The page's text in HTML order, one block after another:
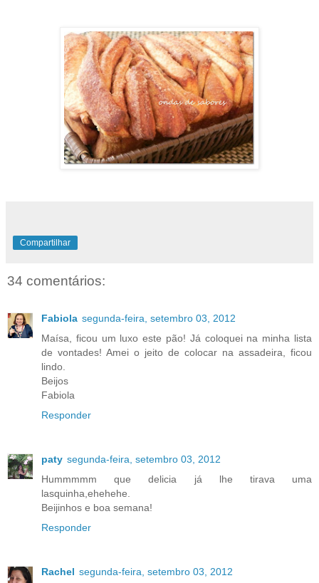
Compartilhar
34 comentários:
Fabiola segunda-feira, setembro 03, 2012
Maísa, ficou um luxo este pão! Já coloquei na minha lista
de vontades! Amei o jeito de colocar na assadeira, ficou
lindo.
Beijos
Fabiola
Responder
paty segunda-feira, setembro 03, 2012
Hummmmm que delicia já lhe tirava uma
lasquinha,ehehehe.
Beijinhos e boa semana!
Responder
Rachel segunda-feira, setembro 03, 2012